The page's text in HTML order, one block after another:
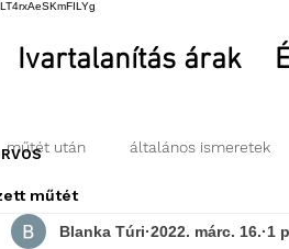
műtét
Ivartalanítás árak
műtét után általános ismeretek
Blanka Túri 2022. márc. 16. 1